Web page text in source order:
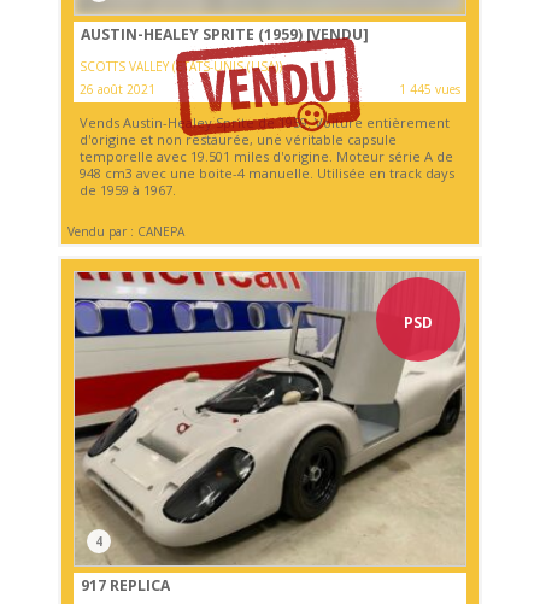
AUSTIN-HEALEY SPRITE (1959) [VENDU]
SCOTTS VALLEY (ETATS-UNIS (USA))
26 août 2021
1 445 vues
Vends Austin-Healey Sprite de 1959. Voiture entièrement
d'origine et non restaurée, une véritable capsule
temporelle avec 19.501 miles d'origine. Moteur série A de
948 cm3 avec une boite-4 manuelle. Utilisée en track days
de 1959 à 1967.
Vendu par : CANEPA
PSD
4
917 REPLICA